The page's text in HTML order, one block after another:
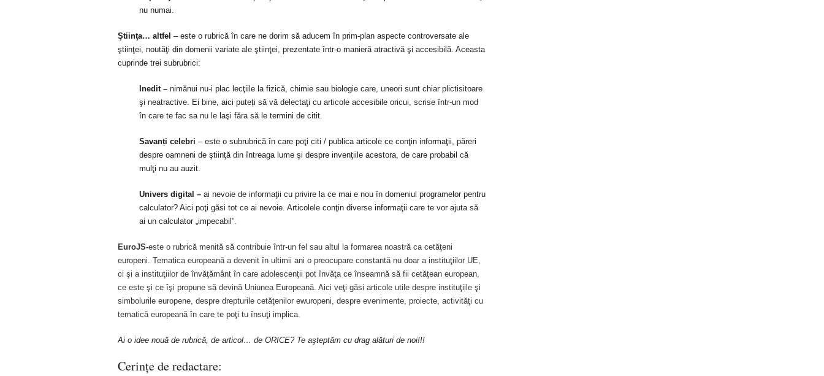
nu numai.
Ştiinţa… altfel – este o rubrică în care ne dorim să aducem în prim-plan aspecte controversate ale
ştiinţei, noutăţi din domenii variate ale ştiinţei, prezentate într-o manieră atractivă şi accesibilă. Aceasta
cuprinde trei subrubrici:
Inedit– nimănui nu-i plac lecţiile la fizică, chimie sau biologie care, uneori sunt chiar plictisitoare
şi neatractive. Ei bine, aici puteți să vă delectaţi cu articole accesibile oricui, scrise într-un mod
în care te fac sa nu le laşi făra să le termini de citit.
Savanți celebri – este o subrubrică în care poţi citi / publica articole ce conţin informaţii, păreri
despre oamneni de ştiinţă din întreaga lume şi despre invenţiile acestora, de care probabil că
mulţi nu au auzit.
Univers digital – ai nevoie de informaţii cu privire la ce mai e nou în domeniul programelor pentru
calculator? Aici poţi găsi tot ce ai nevoie. Articolele conţin diverse informaţii care te vor ajuta să
ai un calculator „impecabil”.
EuroJS-este o rubrică menită să contribuie într-un fel sau altul la formarea noastră ca cetăţeni
europeni. Tematica europeană a devenit în ultimii ani o preocupare constantă nu doar a instituţiilor UE,
ci şi a instituţiilor de învăţământ în care adolescenţii pot învăţa ce înseamnă să fii cetăţean european,
ce este şi ce îşi propune să devină Uniunea Europeană. Aici veţi găsi articole utile despre instituţiile şi
simbolurile europene, despre drepturile cetăţenilor ewuropeni, despre evenimente, proiecte, activităţi cu
tematică europeană în care te poţi tu însuţi implica.
Ai o idee nouă de rubrică, de articol… de ORICE? Te aşteptăm cu drag alături de noi!!!
Cerinţe de redactare: